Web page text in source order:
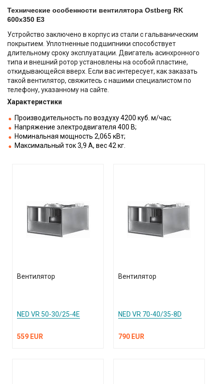
Технические особенности вентилятора Ostberg RK
600х350 Е3
Устройство заключено в корпус из стали с гальваническим
покрытием. Уплотненные подшипники способствует
длительному сроку эксплуатации. Двигатель асинхронного
типа и внешний ротор установлены на особой пластине,
откидывающейся вверх. Если вас интересует, как заказать
такой вентилятор, свяжитесь с нашими специалистом по
телефону, указанному на сайте.
Характеристики
Производительность по воздуху 4200 куб. м/час;
Напряжение электродвигателя 400 В;
Номинальная мощность 2,065 кВт;
Максимальный ток 3,9 А, вес 42 кг.
Вентилятор
NED VR 50-30/25-4E
559 EUR
Вентилятор
NED VR 70-40/35-8D
790 EUR